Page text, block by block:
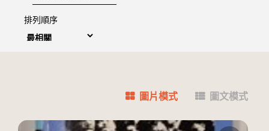
排列順序
圖片模式 圖文模式